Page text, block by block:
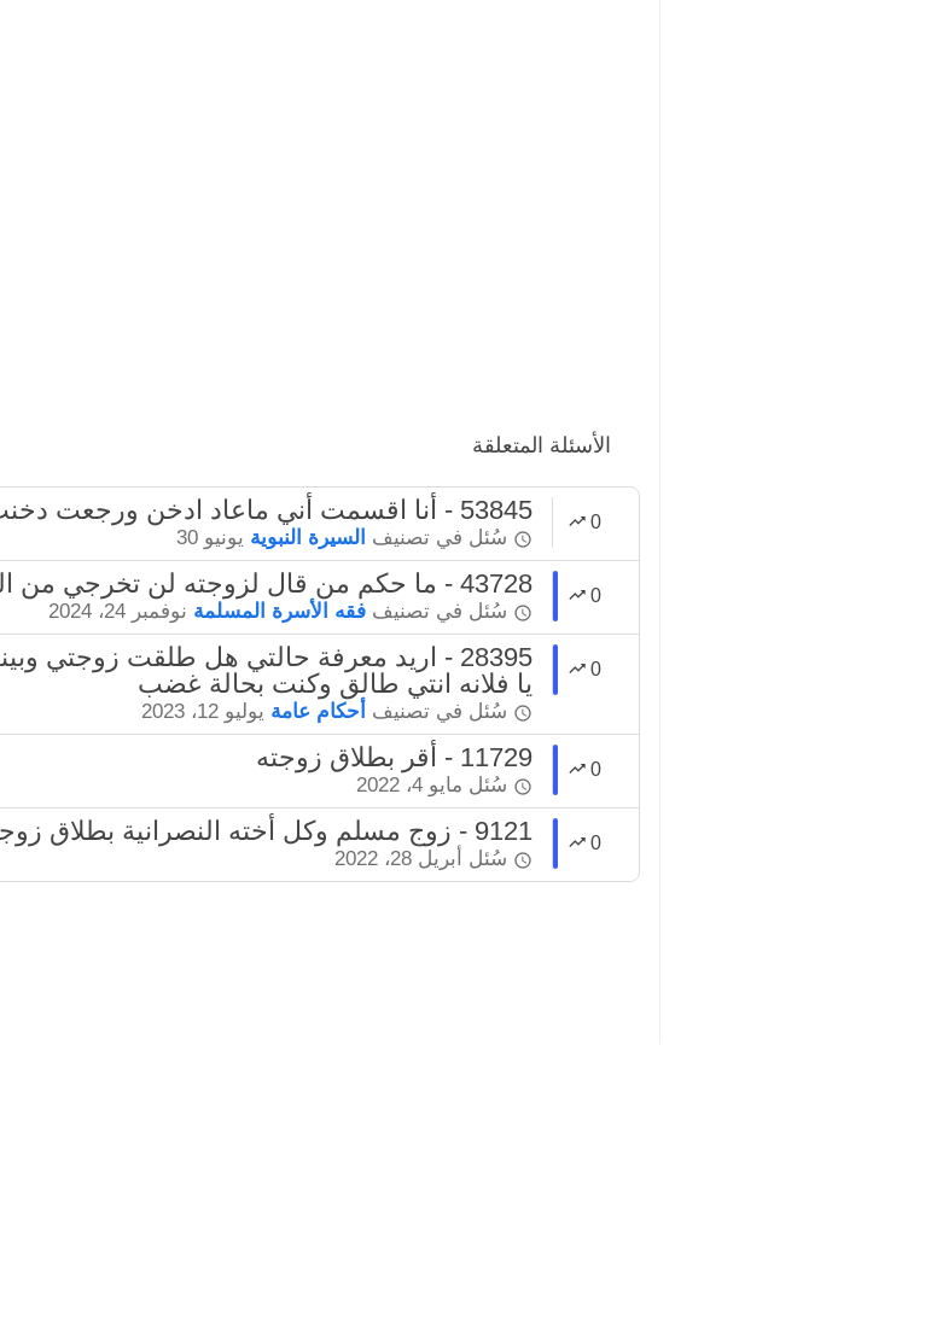
الأسئلة المتعلقة
0 53845 - أنا اقسمت أني ماعاد ادخن ورجعت دخنت شلون اكفر عن ذنبي
سُئل في تصنيف السيرة النبوية يونيو 30
0 43728 - ما حكم من قال لزوجته لن تخرجي من البيت إلا بطلاق ؟
سُئل في تصنيف فقه الأسرة المسلمة نوفمبر 24، 2024
0
28395 - اريد معرفة حالتي هل طلقت زوجتي
يا فلانه انتي طالق وكنت بحالة غضب
سُئل في تصنيف أحكام عامة يوليو 12، 2023
0 11729 - أقر بطلاق زوجته
سُئل مايو 4، 2022
0 9121 - زوج مسلم وكل أخته النصرانية بطلاق زوجته المسلمة
سُئل أبريل 28، 2022